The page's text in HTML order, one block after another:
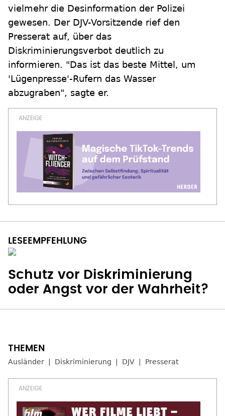
vielmehr die Desinformation der Polizei
gewesen. Der DJV-Vorsitzende rief den
Presserat auf, über das
Diskriminierungsverbot deutlich zu
informieren. "Das ist das beste Mittel, um
'Lügenpresse'-Rufern das Wasser
abzugraben", sagte er.
Schutz vor Diskriminierung
oder Angst vor der Wahrheit?
Ausländer Diskriminierung DJV Presserat